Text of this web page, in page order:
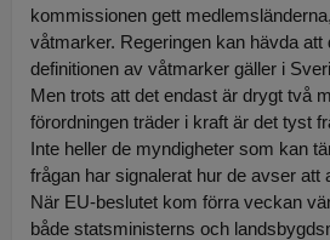
kommissionen gett
våtmarker. Regeringen kan hävda att
definitionen av våtmarker gäller i
Men trots att det endast är drygt två
förordningen träder i kraft är det tyst
Inte heller de myndigheter som kan
frågan har signalerat hur de avser att
När EU-beslutet kom förra veckan
både statsministerns och